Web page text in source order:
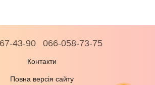
43-90 066-058-73-75
Контакти
Повна версія сайту